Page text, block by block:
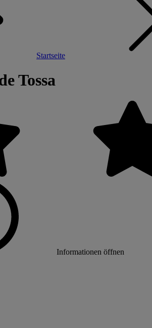
Startseite
Tossa
Informationen öffnen